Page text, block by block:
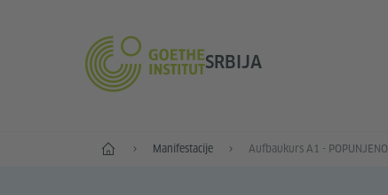
SRBIJA
Početak Manifestacije Aufbaukurs A1 - POPUNJENO